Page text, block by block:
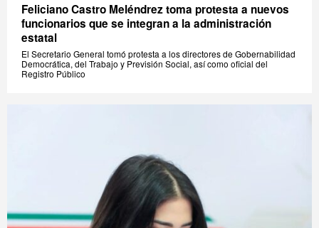
Feliciano Castro Meléndrez toma protesta a nuevos
funcionarios que se integran a la administración
estatal
El Secretario General tomó protesta a los directores de Gobernabilidad
Democrática, del Trabajo y Previsión Social, así como oficial del
Registro Público